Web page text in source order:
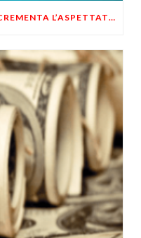
PIÙ SPESA SANITARIA NON INCREMENTA L’ASPETTATIVA DI VITA DELLE PERSONE